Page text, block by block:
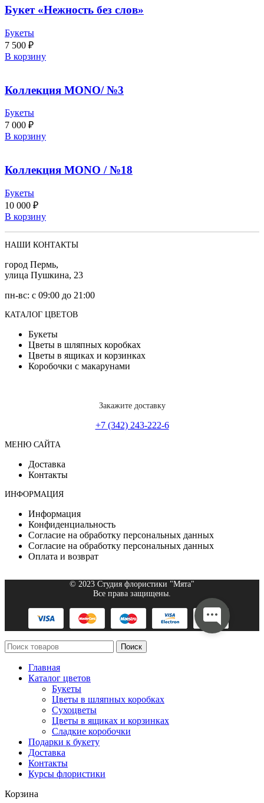
Букет «Нежность без слов»
Букеты
7 500 ₽
В корзину
Коллекция MONO/ №3
Букеты
7 000 ₽
В корзину
Коллекция MONO / №18
Букеты
10 000 ₽
В корзину
НАШИ КОНТАКТЫ
город Пермь,
улица Пушкина, 23
пн-вс: с 09:00 до 21:00
КАТАЛОГ ЦВЕТОВ
Букеты
Цветы в шляпных коробках
Цветы в ящиках и корзинках
Коробочки с макарунами
Закажите доставку
+7 (342) 243-222-6
МЕНЮ САЙТА
Доставка
Контакты
ИНФОРМАЦИЯ
Информация
Конфиденциальность
Согласие на обработку персональных данных
Согласие на обработку персональных данных
Оплата и возврат
© 2023 Студия флористики "Мята"
Все права защищены.
Поиск
Главная
Каталог цветов
Букеты
Цветы в шляпных коробках
Сухоцветы
Цветы в ящиках и корзинках
Сладкие коробочки
Подарки к букету
Доставка
Контакты
Курсы флористики
Корзина